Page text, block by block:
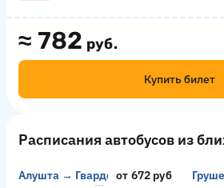
≈ 782 руб.
Купить билет
Расписания автобусов из
Алушта → Гвардейскоеот 672 руб